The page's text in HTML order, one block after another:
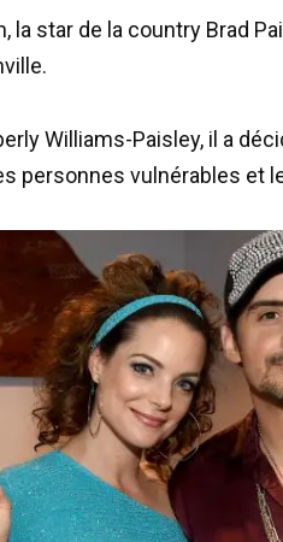
la star de la country Brad
Williams-Paisley, il a
personnes vulnérables et